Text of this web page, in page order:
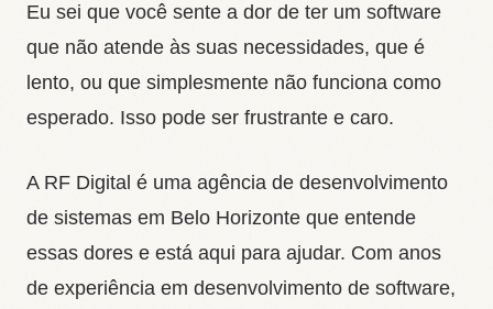
Eu sei que você sente a dor de ter um software
que não atende às suas necessidades, que é
lento, ou que simplesmente não funciona como
esperado. Isso pode ser frustrante e caro.
A RF Digital é uma agência de desenvolvimento
de sistemas em Belo Horizonte que entende
essas dores e está aqui para ajudar. Com anos
de experiência em desenvolvimento de software,